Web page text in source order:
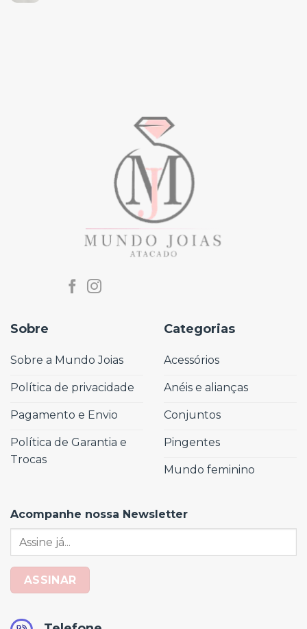
Sobre
Sobre a Mundo Joias
Política de privacidade
Pagamento e Envio
Política de Garantia e
Trocas
Categorias
Acessórios
Anéis e alianças
Conjuntos
Pingentes
Mundo feminino
Acompanhe nossa Newsletter